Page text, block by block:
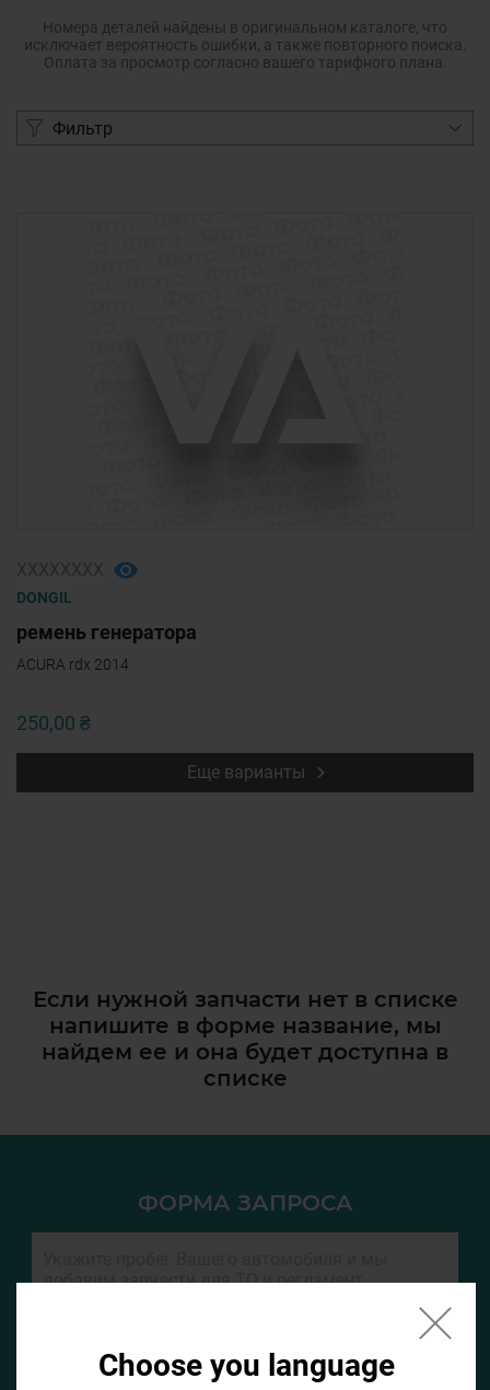
Choose you language
Номера деталей найдены в оригинальном каталоге, что
исключает вероятность ошибки, а также повторного поиска.
Оплата за просмотр согласно вашего тарифного плана.
Фильтр
DONGIL
ремень генератора
ACURA rdx 2014
250,00 ₴
Еще варианты
Если нужной запчасти нет в списке
напишите в форме название, мы
найдем ее и она будет доступна в
списке
ФОРМА ЗАПРОСА